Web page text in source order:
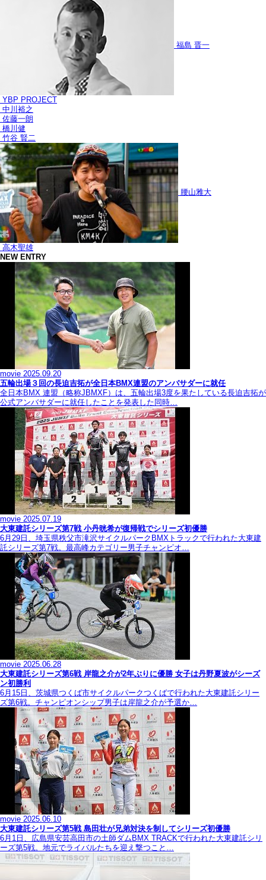
福島 晋一
YBP PROJECT
中川裕之
佐藤一朗
橋川健
竹谷 賢二
腰山雅大
高木聖雄
NEW ENTRY
movie 2025.09.20
五輪出場３回の長迫吉拓が全日本BMX連盟のアンバサダーに就任
全日本BMX 連盟（略称JBMXF）は、五輪出場3度を果たしている長迫吉拓が
公式アンバサダーに就任したことを発表した同時…
movie 2025.07.19
大東建託シリーズ第7戦 ⼩丹晄希が復帰戦でシリーズ初優勝
6月29日、埼玉県秩父市滝沢サイクルパークBMXトラックで行われた大東建
託シリーズ第7戦。最高峰カテゴリー男子チャンピオ…
movie 2025.06.28
大東建託シリーズ第6戦 岸龍之介が2年ぶりに優勝 女子は丹野夏波がシーズ
ン初勝利
6月15日、茨城県つくば市サイクルパークつくばで行われた大東建託シリー
ズ第6戦。チャンピオンシップ男子は岸龍之介が予選か…
movie 2025.06.10
大東建託シリーズ第5戦 島田壮が兄弟対決を制してシリーズ初優勝
6月1日、広島県安芸高田市の土師ダムBMX TRACKで行われた大東建託シリ
ーズ第5戦。地元でライバルたちを迎え撃つこと…